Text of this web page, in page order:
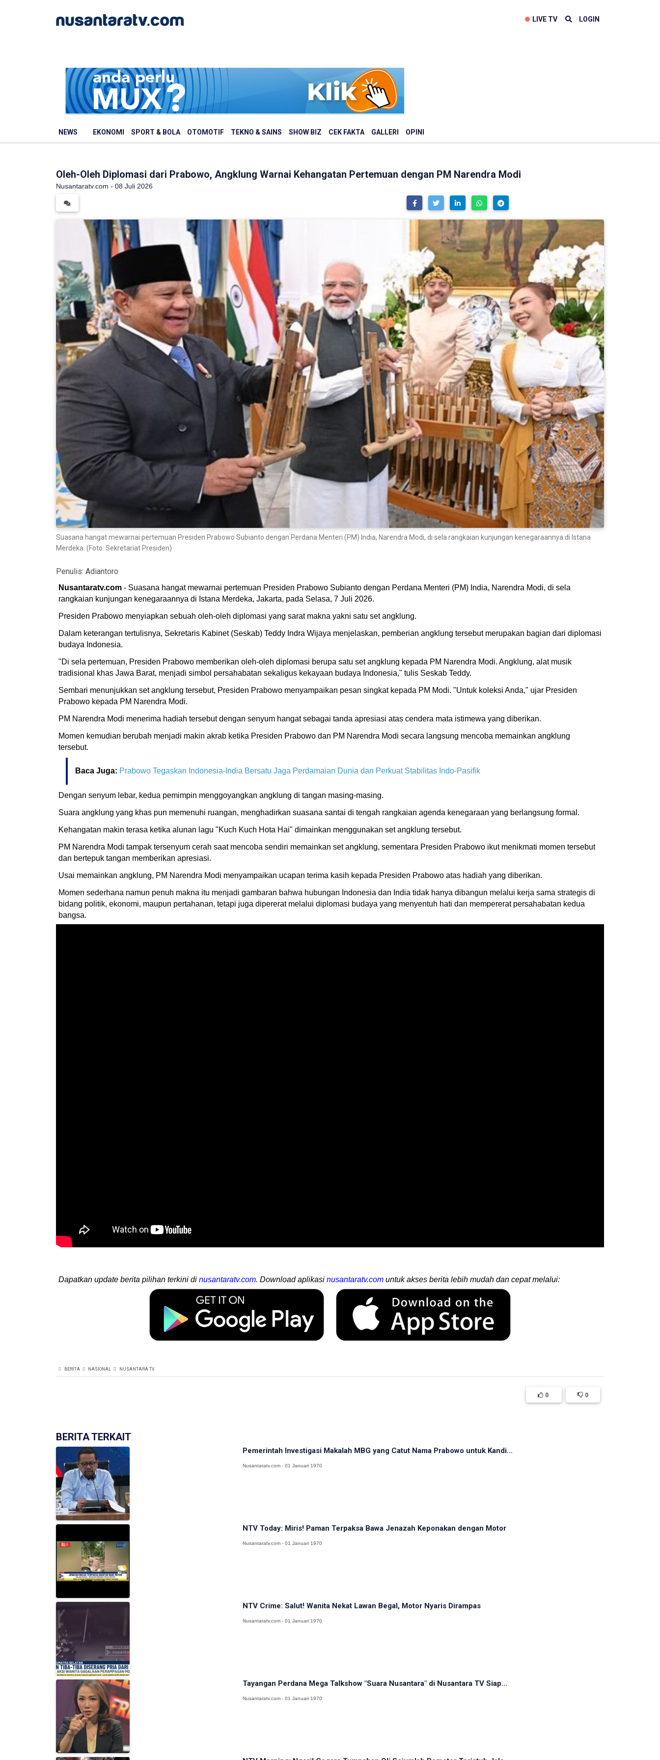
LIVE TV LOGIN
NEWS EKONOMI SPORT & BOLA OTOMOTIF TEKNO & SAINS SHOW BIZ CEK FAKTA GALLERI OPINI
Oleh-Oleh Diplomasi dari Prabowo, Angklung Warnai Kehangatan Pertemuan dengan PM Narendra Modi
Nusantaratv.com - 08 Juli 2026
Suasana hangat mewarnai pertemuan Presiden Prabowo Subianto dengan Perdana Menteri (PM) India, Narendra Modi, di sela rangkaian kunjungan kenegaraannya di Istana
Merdeka. (Foto: Sekretariat Presiden)
Penulis: Adiantoro
Nusantaratv.com - Suasana hangat mewarnai pertemuan Presiden Prabowo Subianto dengan Perdana Menteri (PM) India, Narendra Modi, di sela
rangkaian kunjungan kenegaraannya di Istana Merdeka, Jakarta, pada Selasa, 7 Juli 2026.
Presiden Prabowo menyiapkan sebuah oleh-oleh diplomasi yang sarat makna yakni satu set angklung.
Dalam keterangan tertulisnya, Sekretaris Kabinet (Seskab) Teddy Indra Wijaya menjelaskan, pemberian angklung tersebut merupakan bagian dari diplomasi
budaya Indonesia.
"Di sela pertemuan, Presiden Prabowo memberikan oleh-oleh diplomasi berupa satu set angklung kepada PM Narendra Modi. Angklung, alat musik
tradisional khas Jawa Barat, menjadi simbol persahabatan sekaligus kekayaan budaya Indonesia," tulis Seskab Teddy.
Sembari menunjukkan set angklung tersebut, Presiden Prabowo menyampaikan pesan singkat kepada PM Modi. "Untuk koleksi Anda," ujar Presiden
Prabowo kepada PM Narendra Modi.
PM Narendra Modi menerima hadiah tersebut dengan senyum hangat sebagai tanda apresiasi atas cendera mata istimewa yang diberikan.
Momen kemudian berubah menjadi makin akrab ketika Presiden Prabowo dan PM Narendra Modi secara langsung mencoba memainkan angklung
tersebut.
Baca Juga: Prabowo Tegaskan Indonesia-India Bersatu Jaga Perdamaian Dunia dan Perkuat Stabilitas Indo-Pasifik
Dengan senyum lebar, kedua pemimpin menggoyangkan angklung di tangan masing-masing.
Suara angklung yang khas pun memenuhi ruangan, menghadirkan suasana santai di tengah rangkaian agenda kenegaraan yang berlangsung formal.
Kehangatan makin terasa ketika alunan lagu "Kuch Kuch Hota Hai" dimainkan menggunakan set angklung tersebut.
PM Narendra Modi tampak tersenyum cerah saat mencoba sendiri memainkan set angklung, sementara Presiden Prabowo ikut menikmati momen tersebut
dan bertepuk tangan memberikan apresiasi.
Usai memainkan angklung, PM Narendra Modi menyampaikan ucapan terima kasih kepada Presiden Prabowo atas hadiah yang diberikan.
Momen sederhana namun penuh makna itu menjadi gambaran bahwa hubungan Indonesia dan India tidak hanya dibangun melalui kerja sama strategis di
bidang politik, ekonomi, maupun pertahanan, tetapi juga dipererat melalui diplomasi budaya yang menyentuh hati dan mempererat persahabatan kedua
bangsa.
Dapatkan update berita pilihan terkini di nusantaratv.com. Download aplikasi nusantaratv.com untuk akses berita lebih mudah dan cepat melalui:
BERITA NASIONAL NUSANTARA TV
0 0
BERITA TERKAIT
Pemerintah Investigasi Makalah MBG yang Catut Nama Prabowo untuk Kandi...
Nusantaratv.com - 01 Januari 1970
NTV Today: Miris! Paman Terpaksa Bawa Jenazah Keponakan dengan Motor
Nusantaratv.com - 01 Januari 1970
NTV Crime: Salut! Wanita Nekat Lawan Begal, Motor Nyaris Dirampas
Nusantaratv.com - 01 Januari 1970
Tayangan Perdana Mega Talkshow "Suara Nusantara" di Nusantara TV Siap...
Nusantaratv.com - 01 Januari 1970